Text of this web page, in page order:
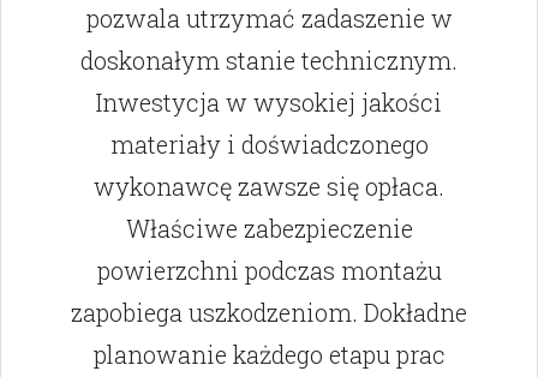
pozwala utrzymać zadaszenie w
doskonałym stanie technicznym.
Inwestycja w wysokiej jakości
materiały i doświadczonego
wykonawcę zawsze się opłaca.
Właściwe zabezpieczenie
powierzchni podczas montażu
zapobiega uszkodzeniom. Dokładne
planowanie każdego etapu prac